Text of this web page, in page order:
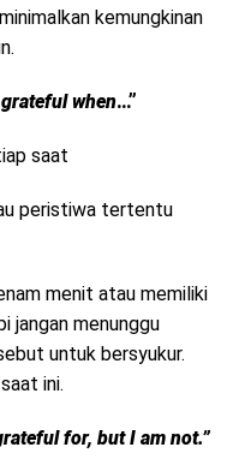
kemungkinan
when…”
saat
peristiwa tertentu
menit atau memiliki
jangan menunggu
untuk bersyukur.
ini.
for, but I am not.”